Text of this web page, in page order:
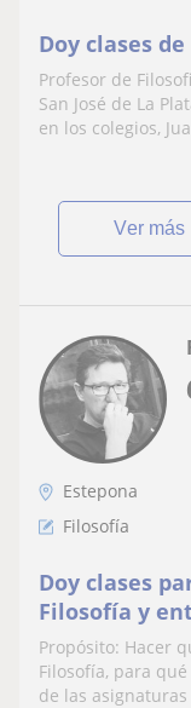
Doy clases
Profesor de
San José de La
en los colegios,
ver más
Estepona
Filosofía
Doy clases
Filosofía y
básicas de
Propósito: Hacer
Filosofía, para
de las